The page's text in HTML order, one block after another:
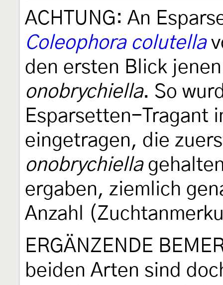
ACHTUNG: An
Coleophora colutella
den ersten Blick
onobrychiella. So
Esparsetten-Tragant
eingetragen, die
onobrychiella
ergaben, ziemlich
Anzahl
ERGÄNZENDE
beiden Arten sind